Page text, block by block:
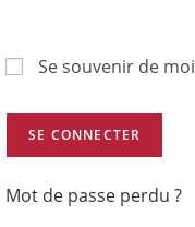
Se souvenir de moi
SE CONNECTER
Mot de passe perdu ?